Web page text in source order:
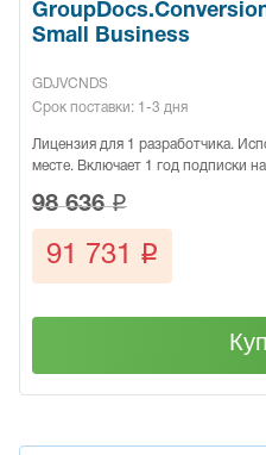
Small Business
GDJVCNDS
Срок поставки: 1-3 дня
Лицензия для 1 разработчика.
месте. Включает 1 год подписки
98 636q
91 731 q